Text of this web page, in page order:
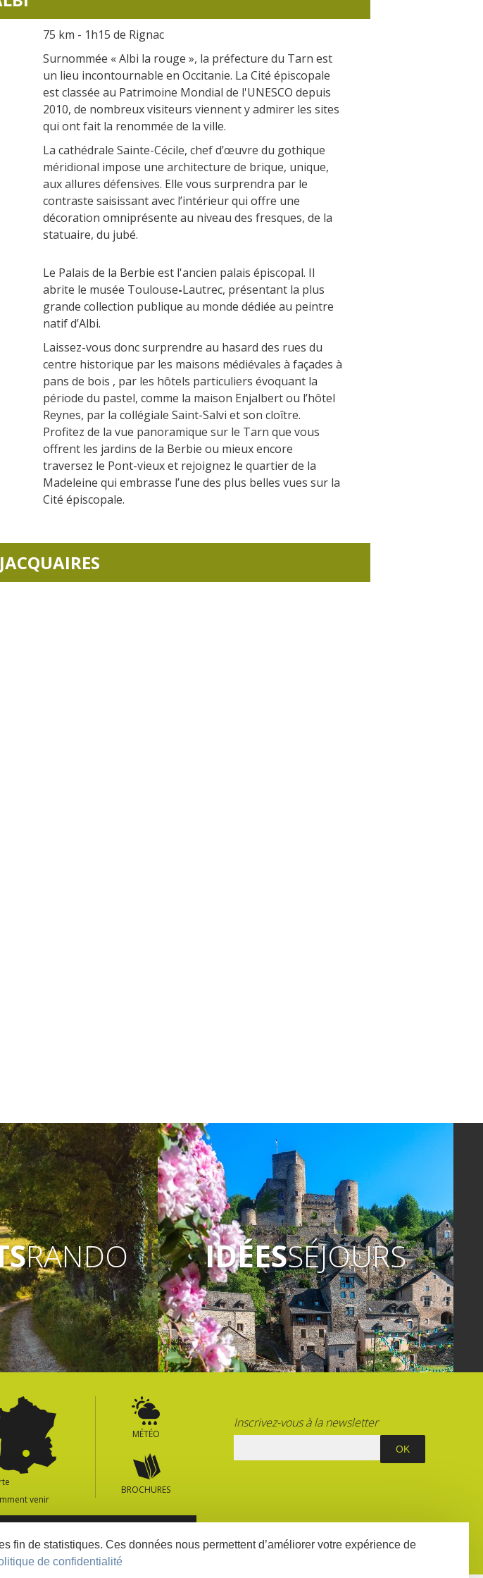
Flâner à moins de
cent kilomètres
Les Plus Beaux Villages de France
Les villages de caractère
Le Pays des Bastides du Rouergue
Les Villes et Pays d'art et d'histoire
De la vallée du Lot au pays
Decazeville-Aubin
75 km - 1h15 de Rignac
Surnommée « Albi la rouge », la préfecture du Tarn est
un lieu incontournable en Occitanie. La Cité épiscopale
est classée au Patrimoine Mondial de l'UNESCO depuis
2010, de nombreux visiteurs viennent y admirer les sites
qui ont fait la renommée de la ville.
La cathédrale Sainte-Cécile, chef d’œuvre du gothique
méridional impose une architecture de brique, unique,
aux allures défensives. Elle vous surprendra par le
contraste saisissant avec l’intérieur qui offre une
décoration omniprésente au niveau des fresques, de la
statuaire, du jubé.
Le Palais de la Berbie est l'ancien palais épiscopal. Il
abrite le musée Toulouse-Lautrec, présentant la plus
grande collection publique au monde dédiée au peintre
natif d’Albi.
Laissez-vous donc surprendre au hasard des rues du
centre historique par les maisons médiévales à façades à
pans de bois , par les hôtels particuliers évoquant la
période du pastel, comme la maison Enjalbert ou l’hôtel
Reynes, par la collégiale Saint-Salvi et son cloître.
Profitez de la vue panoramique sur le Tarn que vous
offrent les jardins de la Berbie ou mieux encore
traversez le Pont-vieux et rejoignez le quartier de la
Madeleine qui embrasse l’une des plus belles vues sur la
Cité épiscopale.
RANDO IDÉESSÉJOURS
venir
MÉTÉO
BROCHURES
Inscrivez-vous à la newsletter
fin de statistiques. Ces données nous permettent d’améliorer votre expérience de
de confidentialité